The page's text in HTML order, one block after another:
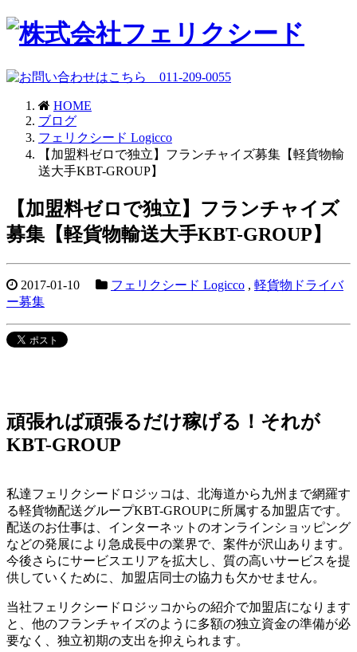
HOME
ブログ
フェリクシード Logicco
【加盟料ゼロで独立】フランチャイズ募集【軽貨物輸
送大手KBT-GROUP】
【加盟料ゼロで独立】フランチャイズ
募集【軽貨物輸送大手KBT-GROUP】
2017-01-10 フェリクシード Logicco , 軽貨物ドライバ
ー募集
頑張れば頑張るだけ稼げる！それが
KBT-GROUP
私達フェリクシードロジッコは、北海道から九州まで網羅す
る軽貨物配送グループKBT-GROUPに所属する加盟店です。
配送のお仕事は、インターネットのオンラインショッピング
などの発展により急成長中の業界で、案件が沢山あります。
今後さらにサービスエリアを拡大し、質の高いサービスを提
供していくために、加盟店同士の協力も欠かせません。
当社フェリクシードロジッコからの紹介で加盟店になります
と、他のフランチャイズのように多額の独立資金の準備が必
要なく、独立初期の支出を抑えられます。